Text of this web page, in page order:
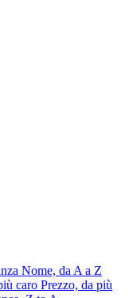
Nome, da A a Z
caro Prezzo, da più